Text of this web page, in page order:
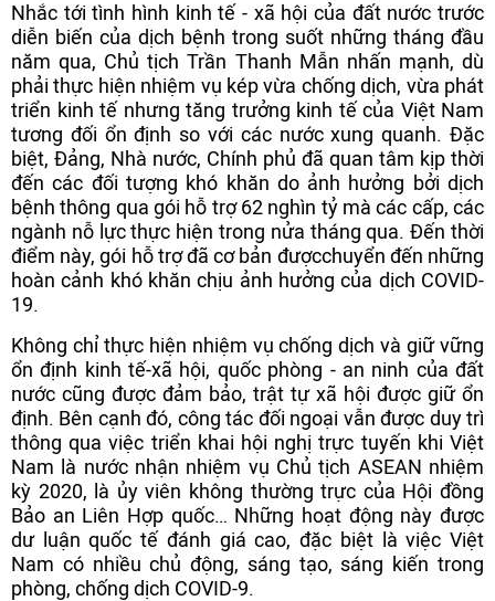
Nhắc tới tình hình kinh tế - xã hội của đất nước trước
diễn biến của dịch bệnh trong suốt những tháng đầu
năm qua, Chủ tịch Trần Thanh Mẫn nhấn mạnh, dù
phải thực hiện nhiệm vụ kép vừa chống dịch, vừa phát
triển kinh tế nhưng tăng trưởng kinh tế của Việt Nam
tương đối ổn định so với các nước xung quanh. Đặc
biệt, Đảng, Nhà nước, Chính phủ đã quan tâm kịp thời
đến các đối tượng khó khăn do ảnh hưởng bởi dịch
bệnh thông qua gói hỗ trợ 62 nghìn tỷ mà các cấp, các
ngành nỗ lực thực hiện trong nửa tháng qua. Đến thời
điểm này, gói hỗ trợ đã cơ bản đượcchuyển đến những
hoàn cảnh khó khăn chịu ảnh hưởng của dịch COVID-
19.
Không chỉ thực hiện nhiệm vụ chống dịch và giữ vững
ổn định kinh tế-xã hội, quốc phòng - an ninh của đất
nước cũng được đảm bảo, trật tự xã hội được giữ ổn
định. Bên cạnh đó, công tác đối ngoại vẫn được duy trì
thông qua việc triển khai hội nghị trực tuyến khi Việt
Nam là nước nhận nhiệm vụ Chủ tịch ASEAN nhiệm
kỳ 2020, là ủy viên không thường trực của Hội đồng
Bảo an Liên Hợp quốc… Những hoạt động này được
dư luận quốc tế đánh giá cao, đặc biệt là việc Việt
Nam có nhiều chủ động, sáng tạo, sáng kiến trong
phòng, chống dịch COVID-9.